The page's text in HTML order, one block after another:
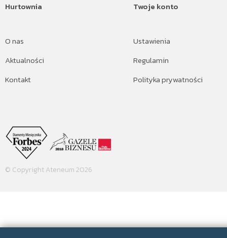
Hurtownia
O nas
Aktualności
Kontakt
Twoje konto
Ustawienia
Regulamin
Polityka prywatności
© Copyright Ateneum 2026